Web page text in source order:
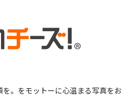
。をモットーに心温まる写真をお